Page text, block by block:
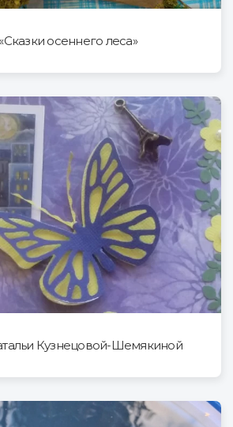
осеннего леса»
Кузнецовой-Шемякиной